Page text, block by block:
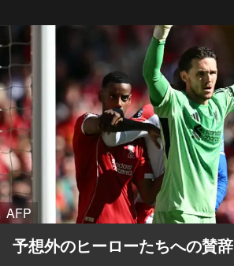
AFP
予想外のヒーローたちへの賛辞